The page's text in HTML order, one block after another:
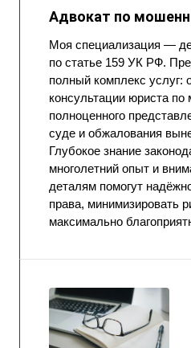
Адвокат по
Моя специализация —
по статье 159 УК РФ.
полный комплекс услуг:
консультации юриста
полноценного
суде и обжалования
Глубокое знание
многолетний опыт и
деталям помогут
права, минимизировать
максимально